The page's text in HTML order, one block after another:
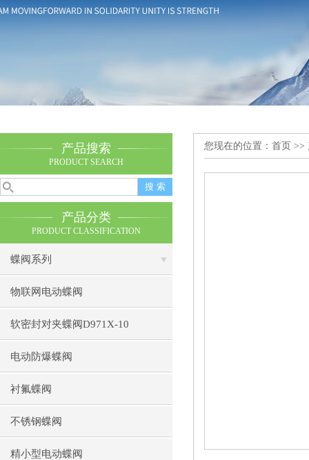
产品搜索
PRODUCT SEARCH
产品分类
PRODUCT CLASSIFICATION
蝶阀系列
物联网电动蝶阀
软密封对夹蝶阀D971X-10
电动防爆蝶阀
衬氟蝶阀
不锈钢蝶阀
精小型电动蝶阀
您现在的位置： 首页 >>